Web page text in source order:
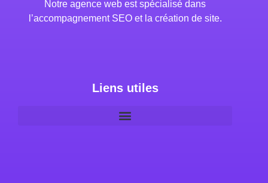
Notre agence web est spécialisé dans
l’accompagnement SEO et la création de site.
Liens utiles